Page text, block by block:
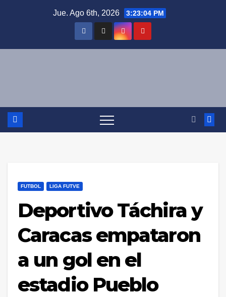
Jue. Ago 6th, 2026 3:23:05 PM
FUTBOL LIGA FUTVE
Deportivo Táchira y
Caracas empataron
a un gol en el
estadio Pueblo